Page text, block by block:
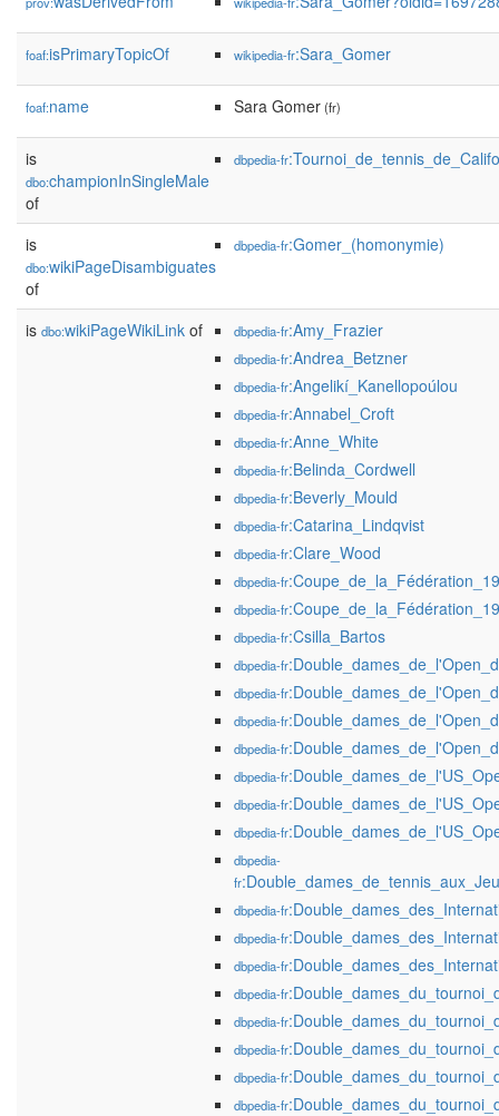
foaf:isPrimaryTopicOf wikipedia-fr:Sara_Gomer
foaf:name Sara Gomer(fr)
is
dbo:championInSingleMale
of
dbpedia-fr
is
dbo:wikiPageDisambiguates
of
dbpedia-fr:Gomer_(homonymie)
is dbo:wikiPageWikiLink of dbpedia-fr:Amy_Frazier
dbpedia-fr:Andrea_Betzner
dbpedia-fr:Angelikí_Kanellopoúlou
dbpedia-fr:Annabel_Croft
dbpedia-fr:Anne_White
dbpedia-fr:Belinda_Cordwell
dbpedia-fr:Beverly_Mould
dbpedia-fr:Catarina_Lindqvist
dbpedia-fr:Clare_Wood
dbpedia-fr
dbpedia-fr
dbpedia-fr:Csilla_Bartos
dbpedia-fr
dbpedia-fr
dbpedia-fr
dbpedia-fr
dbpedia-fr
dbpedia-fr
dbpedia-fr
dbpedia-
fr
dbpedia-fr
dbpedia-fr
dbpedia-fr
dbpedia-fr
dbpedia-fr
dbpedia-fr
dbpedia-fr
dbpedia-fr